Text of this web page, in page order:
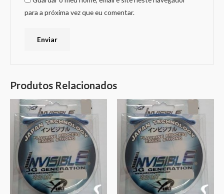
para a próxima vez que eu comentar.
Produtos Relacionados